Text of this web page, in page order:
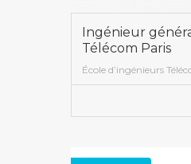
Ingénieur
Télécom Paris
École d’ingénieurs